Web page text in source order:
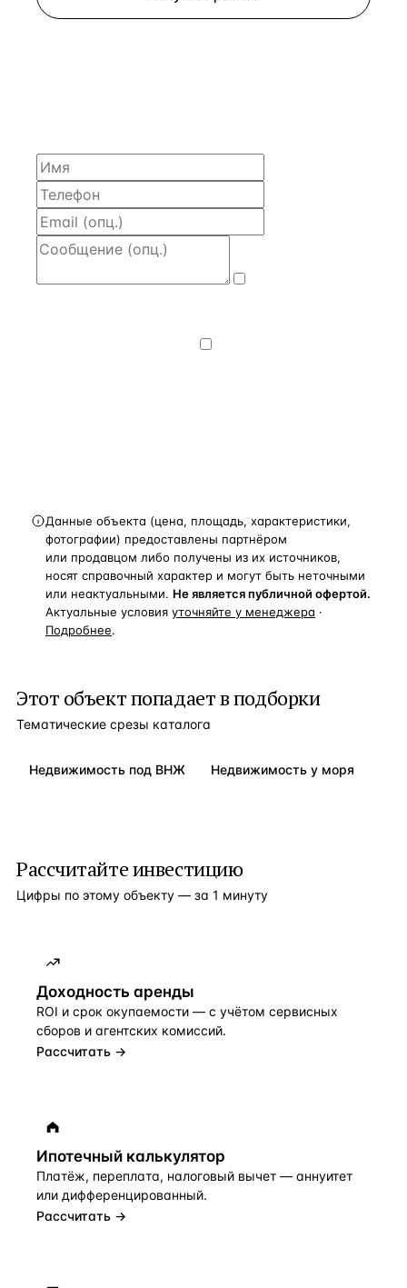
Данные объекта (цена, площадь, характеристики,
фотографии) предоставлены партнёром
или продавцом либо получены из их источников,
носят справочный характер и могут быть неточными
или неактуальными. Не является публичной офертой.
Актуальные условия уточняйте у менеджера ·
Подробнее.
Этот объект попадает в подборки
Тематические срезы каталога
Недвижимость под ВНЖ Недвижимость у моря
Рассчитайте инвестицию
Цифры по этому объекту — за 1 минуту
Доходность аренды
ROI и срок окупаемости — с учётом сервисных
сборов и агентских комиссий.
Рассчитать →
Ипотечный калькулятор
Платёж, переплата, налоговый вычет — аннуитет
или дифференцированный.
Рассчитать →